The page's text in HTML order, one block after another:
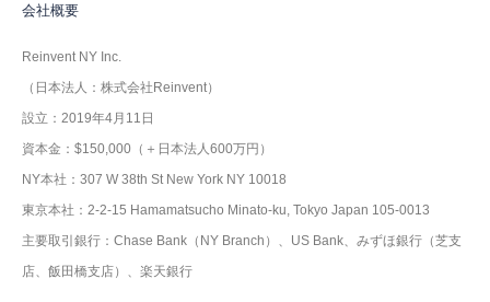
会社概要
Reinvent NY Inc.
（日本法人：株式会社Reinvent）
設立：2019年4月11日
資本金：$150,000（＋日本法人600万円）
NY本社：307 W 38th St New York NY 10018
東京本社：2-2-15 Hamamatsucho Minato-ku, Tokyo Japan 105-0013
主要取引銀行：Chase Bank（NY Branch）、US Bank、みずほ銀行（芝支
店、飯田橋支店）、楽天銀行